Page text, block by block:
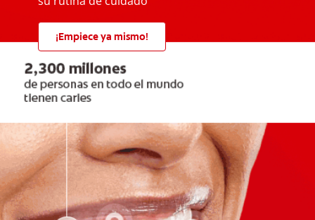
¡Empiece ya mismo!